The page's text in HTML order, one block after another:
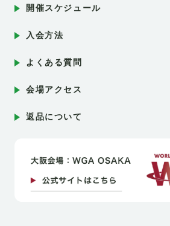
開催スケジュール
入会方法
よくある質問
会場アクセス
返品について